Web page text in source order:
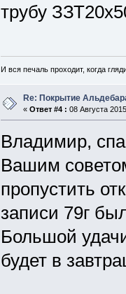
трубу
И вся печаль проходит, когда
Re: Покрытие
« Ответ #4 : 08 Августа
Владимир,
Вашим
пропустить
записи 79г
Большой
будет в